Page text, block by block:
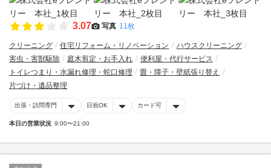
3.07 写真 11枚
クリーニング 住宅リフォーム・リノベーション
ハウスクリーニング
害虫・害獣駆除
庭木剪定・お手入れ
便利屋・代行サービス
トイレつまり・水漏れ修理・蛇口修理
畳・障子・壁紙張り替え
片づけ・遺品整理
出張・訪問専門 日祝OK カード可
本日の営業状況 9:00〜21:00